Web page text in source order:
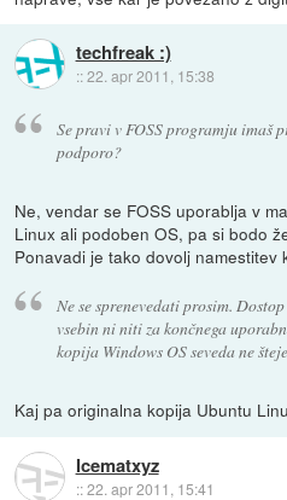
techfreak :)
::22. apr 2011, 15:38
Se pravi v FOSS programju imaš
podporo?
Ne, vendar se FOSS uporablja v
Linux ali podoben OS, pa si bodo
Ponavadi je tako dovolj namestitev
Ne se sprenevedati prosim.
vsebin ni niti za končnega
kopija Windows OS seveda ne
Kaj pa originalna kopija Ubuntu
Icematxyz
::22. apr 2011, 15:41